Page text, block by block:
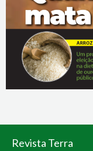
Revista Terra